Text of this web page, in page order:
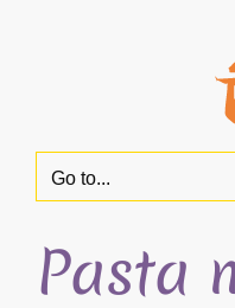
Go to...
Pasta